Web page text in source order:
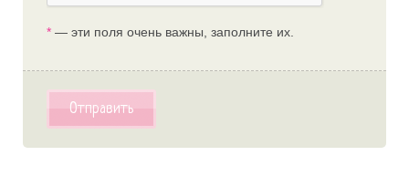
* — эти поля очень важны, заполните их.
Отправить